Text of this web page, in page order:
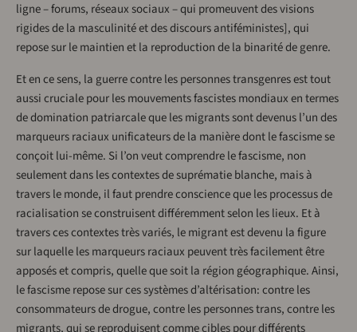
ligne – forums, réseaux sociaux – qui promeuvent des visions
rigides de la masculinité et des discours antiféministes], qui
repose sur le maintien et la reproduction de la binarité de genre.
Et en ce sens, la guerre contre les personnes transgenres est tout
aussi cruciale pour les mouvements fascistes mondiaux en termes
de domination patriarcale que les migrants sont devenus l’un des
marqueurs raciaux unificateurs de la manière dont le fascisme se
conçoit lui-même. Si l’on veut comprendre le fascisme, non
seulement dans les contextes de suprématie blanche, mais à
travers le monde, il faut prendre conscience que les processus de
racialisation se construisent différemment selon les lieux. Et à
travers ces contextes très variés, le migrant est devenu la figure
sur laquelle les marqueurs raciaux peuvent très facilement être
apposés et compris, quelle que soit la région géographique. Ainsi,
le fascisme repose sur ces systèmes d’altérisation: contre les
consommateurs de drogue, contre les personnes trans, contre les
migrants, qui se reproduisent comme cibles pour différents